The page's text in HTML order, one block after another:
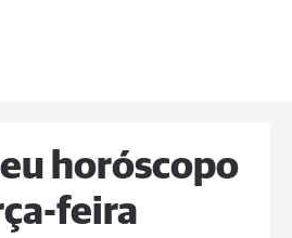
horóscopo
feira